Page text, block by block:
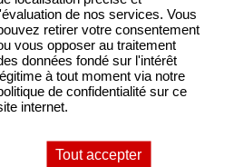
le nouveau film de Franck
de nos services. Vous
retirer votre consentement
vous opposer au traitement
données fondé sur l'intérêt
à tout moment via notre
de confidentialité sur ce
internet.
Tout accepter